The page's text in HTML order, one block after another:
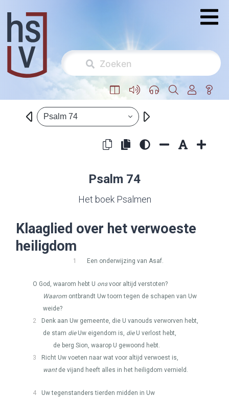
Psalm 74
Psalm 74
Het boek Psalmen
Klaaglied over het verwoeste
heiligdom
1 Een onderwijzing van Asaf.
O God, waarom hebt U onsvoor altijd verstoten?
Waarom ontbrandt Uw toorn tegen de schapen van Uw
weide?
2
Denk aan Uw gemeente, die U vanouds verworven hebt,
de stam dieUw eigendom is, dieU verlost hebt,
de berg Sion, waarop U gewoond hebt.
3
Richt Uw voeten naar wat voor altijd verwoest is,
wantde vijand heeft alles in het heiligdom vernield.
4
Uw tegenstanders tierden midden in Uw